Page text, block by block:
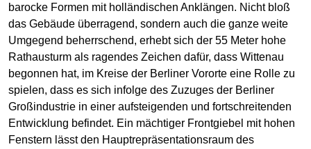
barocke Formen mit holländischen Anklängen. Nicht bloß
das Gebäude überragend, sondern auch die ganze weite
Umgegend beherrschend, erhebt sich der 55 Meter hohe
Rathausturm als ragendes Zeichen dafür, dass Wittenau
begonnen hat, im Kreise der Berliner Vororte eine Rolle zu
spielen, dass es sich infolge des Zuzuges der Berliner
Großindustrie in einer aufsteigenden und fortschreitenden
Entwicklung befindet. Ein mächtiger Frontgiebel mit hohen
Fenstern lässt den Hauptrepräsentationsraum des